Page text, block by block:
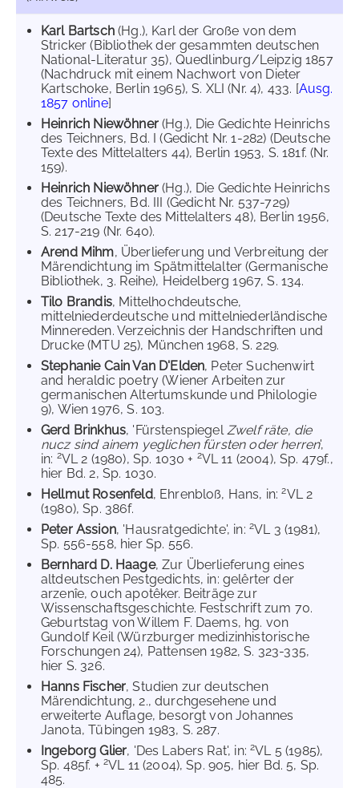
Karl Bartsch(Hg.), Karl der Große von dem
Stricker (Bibliothek der gesammten deutschen
National-Literatur 35), Quedlinburg/Leipzig 1857
(Nachdruck mit einem Nachwort von Dieter
Kartschoke, Berlin 1965), S. XLI (Nr. 4), 433. [Ausg.
1857 online]
Heinrich Niewöhner(Hg.), Die Gedichte Heinrichs
des Teichners, Bd. I (Gedicht Nr. 1-282) (Deutsche
Texte des Mittelalters 44), Berlin 1953, S. 181f. (Nr.
159).
Heinrich Niewöhner(Hg.), Die Gedichte Heinrichs
des Teichners, Bd. III (Gedicht Nr. 537-729)
(Deutsche Texte des Mittelalters 48), Berlin 1956,
S. 217-219 (Nr. 640).
Arend Mihm, Überlieferung und Verbreitung der
Märendichtung im Spätmittelalter (Germanische
Bibliothek, 3. Reihe), Heidelberg 1967, S. 134.
Tilo Brandis, Mittelhochdeutsche,
mittelniederdeutsche und mittelniederländische
Minnereden. Verzeichnis der Handschriften und
Drucke (MTU 25), München 1968, S. 229.
Stephanie Cain Van D'Elden, Peter Suchenwirt
and heraldic poetry (Wiener Arbeiten zur
germanischen Altertumskunde und Philologie
9), Wien 1976, S. 103.
Gerd Brinkhus, 'FürstenspiegelZwelf räte, die
nucz sind ainem yeglichen fürsten oder herren',
in: 2VL 2 (1980), Sp. 1030 + 2VL 11 (2004), Sp. 479f.,
hier Bd. 2, Sp. 1030.
Hellmut Rosenfeld, Ehrenbloß, Hans, in:2VL 2
(1980), Sp. 386f.
Peter Assion, 'Hausratgedichte', in: 2VL 3 (1981),
Sp. 556-558, hier Sp. 556.
Bernhard D. Haage, Zur Überlieferung eines
altdeutschen Pestgedichts, in: gelêrter der
arzenîe, ouch apotêker. Beiträge zur
Wissenschaftsgeschichte. Festschrift zum 70.
Geburtstag von Willem F. Daems, hg. von
Gundolf Keil (Würzburger medizinhistorische
Forschungen 24), Pattensen 1982, S. 323-335,
hier S. 326.
Hanns Fischer, Studien zur deutschen
Märendichtung, 2., durchgesehene und
erweiterte Auflage, besorgt von Johannes
Janota, Tübingen 1983, S. 287.
Ingeborg Glier, 'Des Labers Rat', in:2VL 5 (1985),
Sp. 485f. + 2VL 11 (2004), Sp. 905, hier Bd. 5, Sp.
485.